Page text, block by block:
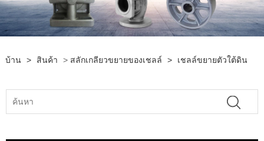
บ้าน > สินค้า > สลักเกลียวขยายของเชลล์ > เชลล์ขยายตัวใต้ดิน